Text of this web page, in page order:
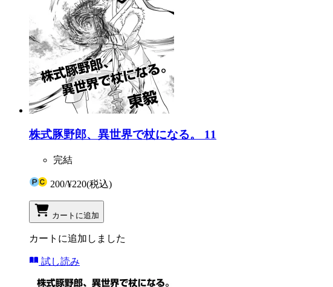
株式豚野郎、異世界で杖になる。 11
完結
200/¥220(税込)
カートに追加
カートに追加しました
試し読み